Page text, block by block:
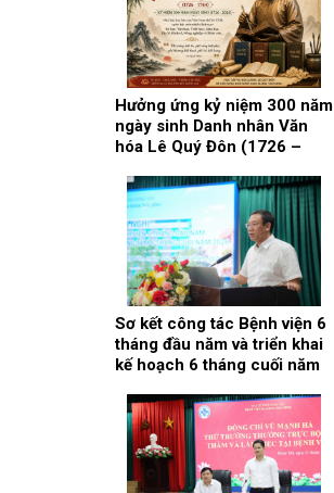
Hưởng ứng kỷ niệm 300 năm
ngày sinh Danh nhân Văn
hóa Lê Quý Đôn (1726 –
Sơ kết công tác Bệnh viện 6
tháng đầu năm và triển khai
kế hoạch 6 tháng cuối năm